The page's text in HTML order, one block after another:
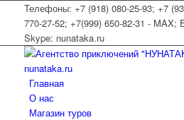
Телефоны: +7 (918) 080-25-93; +7
770-27-52; +7(999) 650-82-31 - MAX;
Skype: nunataka.ru
Главная
О нас
Магазин туров